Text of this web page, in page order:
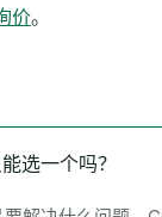
价。
选一个吗？